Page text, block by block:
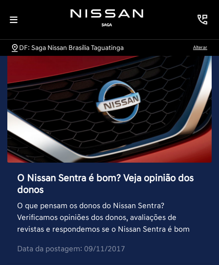
DF: Saga Nissan Brasília Taguatinga Alterar
O Nissan Sentra é bom? Veja opinião dos
donos
O que pensam os donos do Nissan Sentra?
Verificamos opiniões dos donos, avaliações de
revistas e respondemos se o Nissan Sentra é bom
Data da postagem: 09/11/2017